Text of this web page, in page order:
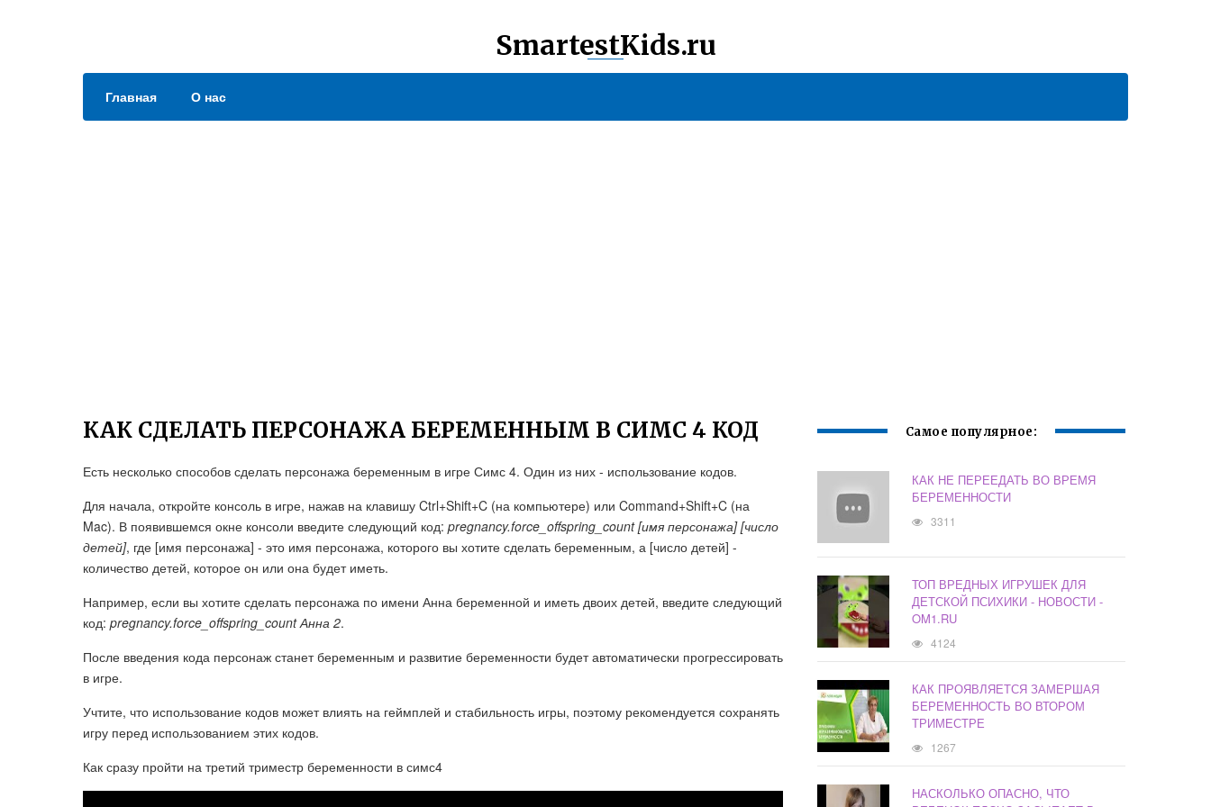
SmartestKids.ru
Главная О нас
КАК СДЕЛАТЬ ПЕРСОНАЖА БЕРЕМЕННЫМ В СИМС 4 КОД
Есть несколько способов сделать персонажа беременным в игре Симс 4. Один из них - использование кодов.
Для начала, откройте консоль в игре, нажав на клавишу Ctrl+Shift+C (на компьютере) или Command+Shift+C (на
Mac). В появившемся окне консоли введите следующий код: pregnancy.force_offspring_count [имя персонажа] [число
детей], где [имя персонажа] - это имя персонажа, которого вы хотите сделать беременным, а [число детей] -
количество детей, которое он или она будет иметь.
Например, если вы хотите сделать персонажа по имени Анна беременной и иметь двоих детей, введите следующий
код: pregnancy.force_offspring_count Анна 2.
После введения кода персонаж станет беременным и развитие беременности будет автоматически прогрессировать
в игре.
Учтите, что использование кодов может влиять на геймплей и стабильность игры, поэтому рекомендуется сохранять
игру перед использованием этих кодов.
Как сразу пройти на третий триместр беременности в симс4
Самое популярное:
КАК НЕ ПЕРЕЕДАТЬ ВО ВРЕМЯ
БЕРЕМЕННОСТИ
3311
ТОП ВРЕДНЫХ ИГРУШЕК ДЛЯ
ДЕТСКОЙ ПСИХИКИ - НОВОСТИ -
OM1.RU
4124
КАК ПРОЯВЛЯЕТСЯ ЗАМЕРШАЯ
БЕРЕМЕННОСТЬ ВО ВТОРОМ
ТРИМЕСТРЕ
1267
НАСКОЛЬКО ОПАСНО, ЧТО